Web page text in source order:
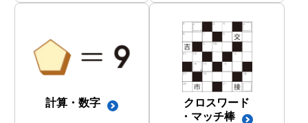
計算・数字
クロスワード
・マッチ棒